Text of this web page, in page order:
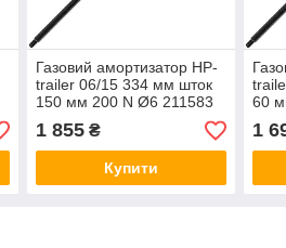
Газовий амортизатор HP-
trailer 06/15 334 мм шток
150 мм 200 N Ø6 211583
1 855₴
Купити
60
1